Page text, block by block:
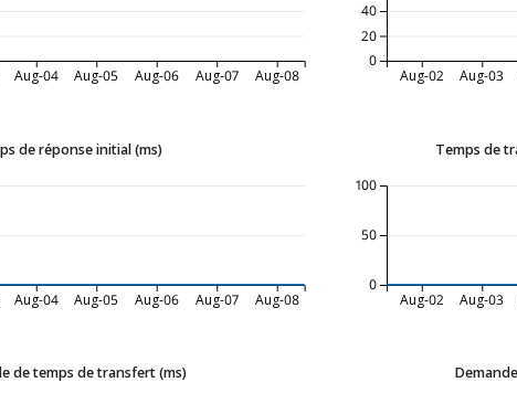
Aug-04 Aug-05 Aug-06 Aug-07 Aug-08 Aug-02 Aug-03
0
20
40
de réponse initial (ms)
Aug-04 Aug-05 Aug-06 Aug-07 Aug-08
Temps de
Aug-02 Aug-03
0
50
100
de temps de transfert (ms)